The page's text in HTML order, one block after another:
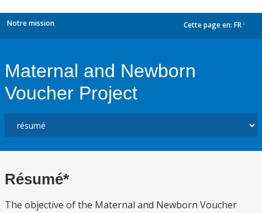
Notre mission Cette page en: FR
Maternal and Newborn
Voucher Project
Résumé*
The objective of the Maternal and Newborn Voucher